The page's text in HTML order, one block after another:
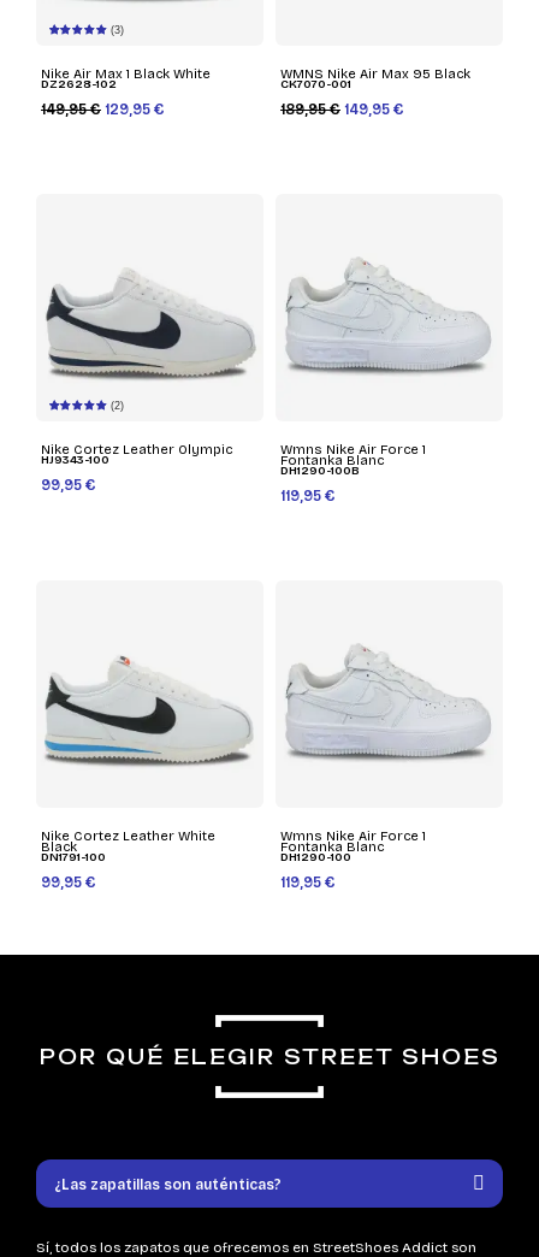
(3)
Nike Air Max 1 Black White
DZ2628-102
149,95 € 129,95 €
WMNS Nike Air Max 95 Black
CK7070-001
189,95 € 149,95 €
(2)
Nike Cortez Leather Olympic
HJ9343-100
99,95 €
Wmns Nike Air Force 1
Fontanka Blanc
DH1290-100B
119,95 €
Nike Cortez Leather White
Black
DN1791-100
99,95 €
Wmns Nike Air Force 1
Fontanka Blanc
DH1290-100
119,95 €
POR QUÉ ELEGIR STREET SHOES
¿Las zapatillas son auténticas?
Sí, todos los zapatos que ofrecemos en StreetShoes Addict son